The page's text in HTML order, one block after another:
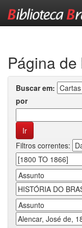
Página de
Buscar em:
por
Filtros correntes: